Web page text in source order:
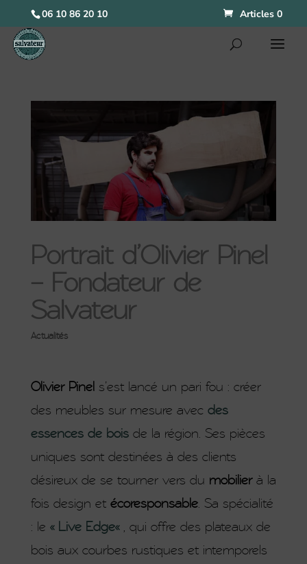
06 10 86 20 10 Articles 0
Portrait d’Olivier Pinel
– Fondateur de
Salvateur
Actualités
Olivier Pinel s’est lancé un pari fou : créer
des meubles sur mesure avec des
essences de boisde la région. Ses pièces
uniques sont destinées à des clients
désireux de se tourner vers du mobilierà la
fois design et écoresponsable. Sa spécialité
: le « Live Edge« , qui offre des plateaux de
bois aux courbes rustiques et intemporels